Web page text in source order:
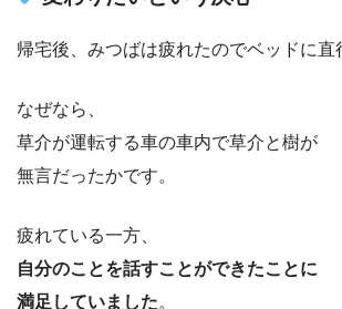
帰宅後、みつばは疲れたのでベッドに直
なぜなら、
草介が運転する車の車内で草介と樹が
無言だったかです。
疲れている一方、
自分のことを話すことができたことに
満足していました。